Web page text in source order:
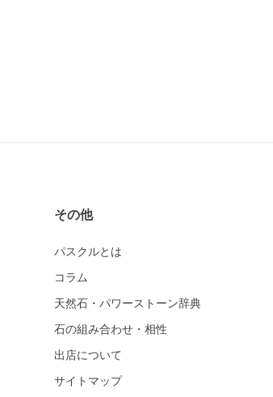
その他
パスクルとは
コラム
天然石・パワーストーン辞典
石の組み合わせ・相性
出店について
サイトマップ